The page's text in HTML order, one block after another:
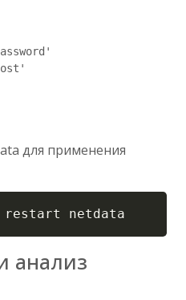
для применения
restart netdata
анализ